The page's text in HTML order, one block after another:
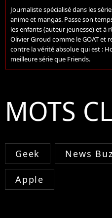
Journaliste spécialisé dans les
anime et mangas. Passe son
les enfants (auteur jeunesse) et à
Olivier Giroud comme le GOAT et
contre la vérité absolue qui est :
meilleure série que Friends.
MOTS
Geek News
Apple